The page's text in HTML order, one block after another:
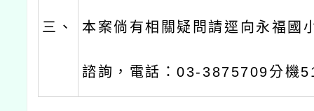
三、 本案倘有相關疑問請逕向永福國
諮詢，電話：03-3875709分機